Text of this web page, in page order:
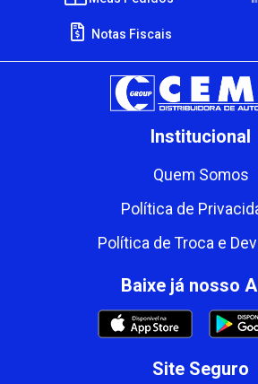
Notas Fiscais
Institucional
Quem Somos
Política de
Política de Troca e
Baixe já nosso
Site Seguro